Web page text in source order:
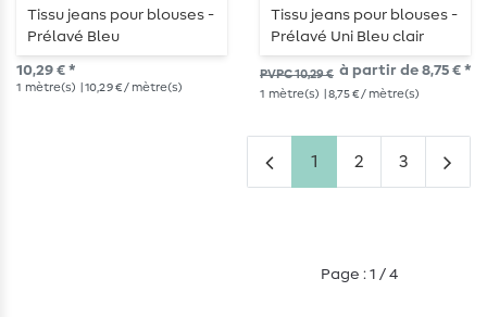
Tissu jeans pour blouses -
Prélavé Bleu
10,29 € *
1 mètre(s) | 10,29 € / mètre(s)
Tissu jeans pour blouses -
Prélavé Uni Bleu clair
PVPC 10,29 € à partir de 8,75 € *
1 mètre(s) | 8,75 € / mètre(s)
1 2 3
Page : 1 / 4